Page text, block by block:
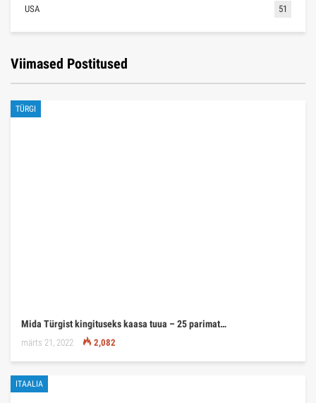
USA 51
Viimased Postitused
TÜRGI
Mida Türgist kingituseks kaasa tuua – 25 parimat…
märts 21, 2022 2,082
ITAALIA